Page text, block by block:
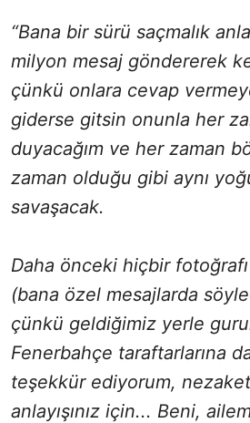
“Bana bir sürü saçmalık
milyon mesaj göndererek
çünkü onlara cevap
giderse gitsin onunla her
duyacağım ve her zaman
zaman olduğu gibi aynı
savaşacak.
Daha önceki hiçbir
(bana özel mesajlarda
çünkü geldiğimiz yerle
Fenerbahçe taraftarlarına
teşekkür ediyorum,
anlayışınız için... Beni,